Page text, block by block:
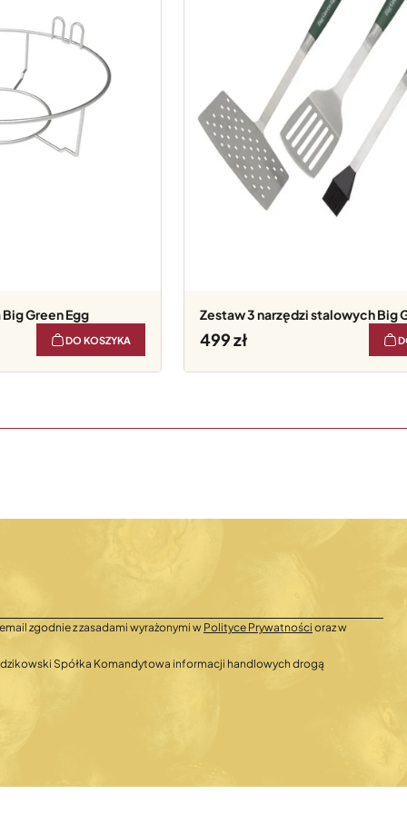
Green Egg
DO KOSZYKA
Zestaw 3 narzędzi stalowych Big
499
zgodnie z zasadami wyrażonymi w Polityce Prywatności oraz w
Spółka Komandytowa informacji handlowych drogą